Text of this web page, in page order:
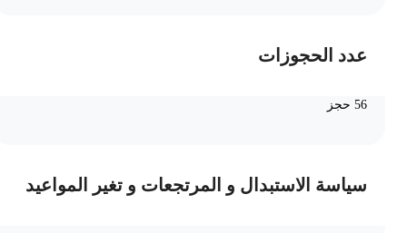
عدد الحجوزات
سياسة الاستبدال و المرتجعات و تغير المواعيد